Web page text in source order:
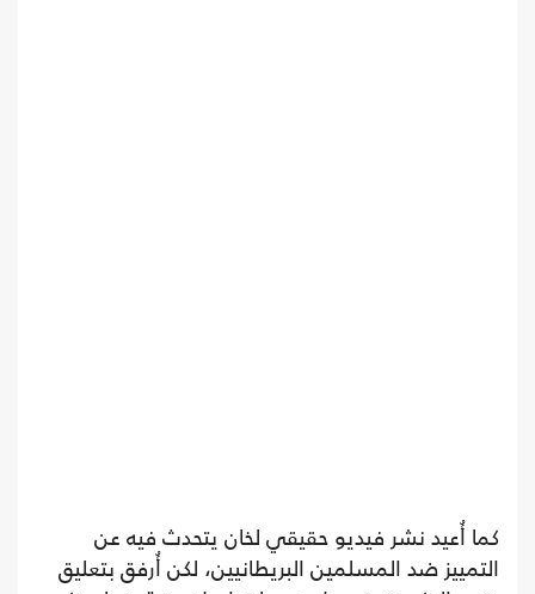
كما أُعيد نشر فيديو حقيقي لخان يتحدث فيه عن
التمييز ضد المسلمين البريطانيين، لكن أُرفق بتعليق